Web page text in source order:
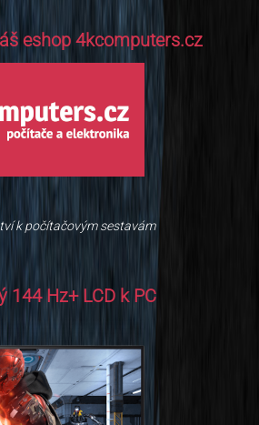
eshop 4kcomputers.cz
k počítačovým sestavám
144 Hz+ LCD k PC